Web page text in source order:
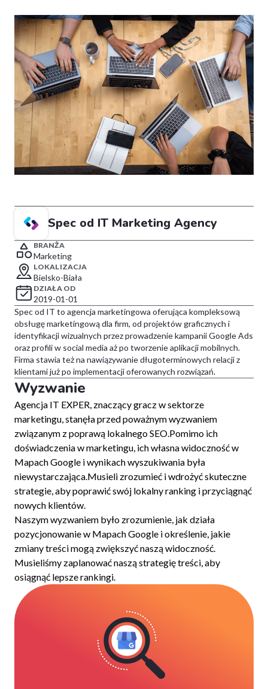
Spec od IT Marketing Agency
BRANŻA
Marketing
LOKALIZACJA
Bielsko-Biała
DZIAŁA OD
2019-01-01
Spec od IT to agencja marketingowa oferująca kompleksową
obsługę marketingową dla firm, od projektów graficznych i
identyfikacji wizualnych przez prowadzenie kampanii Google Ads
oraz profili w social media aż po tworzenie aplikacji mobilnych.
Firma stawia też na nawiązywanie długoterminowych relacji z
klientami już po implementacji oferowanych rozwiązań.
Wyzwanie
Agencja IT EXPER, znaczący gracz w sektorze
marketingu, stanęła przed poważnym wyzwaniem
związanym z poprawą lokalnego SEO.Pomimo ich
doświadczenia w marketingu, ich własna widoczność w
Mapach Google i wynikach wyszukiwania była
niewystarczająca.Musieli zrozumieć i wdrożyć skuteczne
strategie, aby poprawić swój lokalny ranking i przyciągnąć
nowych klientów.
Naszym wyzwaniem było zrozumienie, jak działa
pozycjonowanie w Mapach Google i określenie, jakie
zmiany treści mogą zwiększyć naszą widoczność.
Musieliśmy zaplanować naszą strategię treści, aby
osiągnąć lepsze rankingi.